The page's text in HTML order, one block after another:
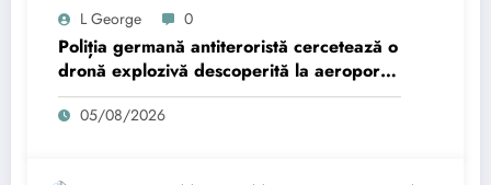
L George 0
Poliția germană antiteroristă cercetează o
dronă explozivă descoperită la aeroportul
din Leipzig.
05/08/2026